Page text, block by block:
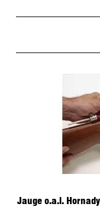
Jauge o.a.l.